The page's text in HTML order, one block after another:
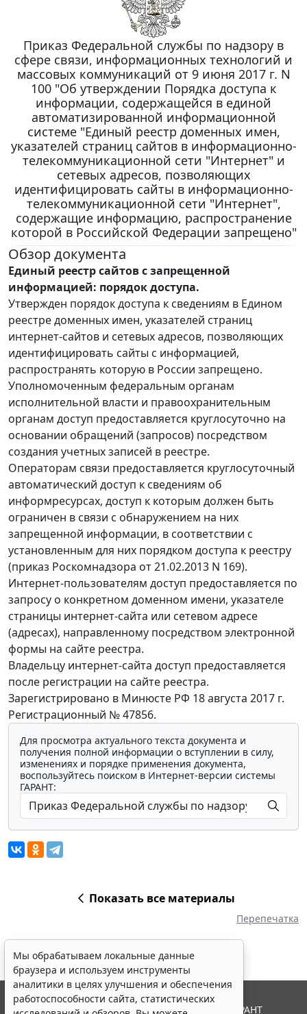
Приказ Федеральной службы по надзору в
сфере связи, информационных технологий и
массовых коммуникаций от 9 июня 2017 г. N
100 "Об утверждении Порядка доступа к
информации, содержащейся в единой
автоматизированной информационной
системе "Единый реестр доменных имен,
указателей страниц сайтов в информационно-
телекоммуникационной сети "Интернет" и
сетевых адресов, позволяющих
идентифицировать сайты в информационно-
телекоммуникационной сети "Интернет",
содержащие информацию, распространение
которой в Российской Федерации запрещено"
Обзор документа
Единый реестр сайтов с запрещенной
информацией: порядок доступа.
Утвержден порядок доступа к сведениям в Едином
реестре доменных имен, указателей страниц
интернет-сайтов и сетевых адресов, позволяющих
идентифицировать сайты с информацией,
распространять которую в России запрещено.
Уполномоченным федеральным органам
исполнительной власти и правоохранительным
органам доступ предоставляется круглосуточно на
основании обращений (запросов) посредством
создания учетных записей в реестре.
Операторам связи предоставляется круглосуточный
автоматический доступ к сведениям об
информресурсах, доступ к которым должен быть
ограничен в связи с обнаружением на них
запрещенной информации, в соответствии с
установленным для них порядком доступа к реестру
(приказ Роскомнадзора от 21.02.2013 N 169).
Интернет-пользователям доступ предоставляется по
запросу о конкретном доменном имени, указателе
страницы интернет-сайта или сетевом адресе
(адресах), направленному посредством электронной
формы на сайте реестра.
Владельцу интернет-сайта доступ предоставляется
после регистрации на сайте реестра.
Зарегистрировано в Минюсте РФ 18 августа 2017 г.
Регистрационный № 47856.
Для просмотра актуального текста документа и
получения полной информации о вступлении в силу,
изменениях и порядке применения документа,
воспользуйтесь поиском в Интернет-версии системы
ГАРАНТ:
Показать все материалы
Перепечатка
Мы обрабатываем локальные данные
браузера и используем инструменты
аналитики в целях улучшения и обеспечения
работоспособности сайта, статистических
© ООО "НПП "ГАРАНТ-СЕРВИС", 2026. Система ГАРАНТ